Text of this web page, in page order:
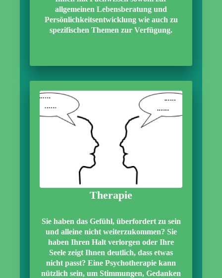
allgemeinen Lebensberatung und
Persönlichkeitsentwicklung wie auch zu
spezifischen Themen zur Verfügung.
Therapie
Sie haben das Gefühl, überfordert zu sein
und alleine nicht weiterzukommen? Sie
haben Ihren Halt verlorgen oder Ihre
Seele zeigt Ihnen deutlich, dass etwas
nicht passt? Eine Psychotherapie kann
nützlich sein, um Stimmungen, Gedanken